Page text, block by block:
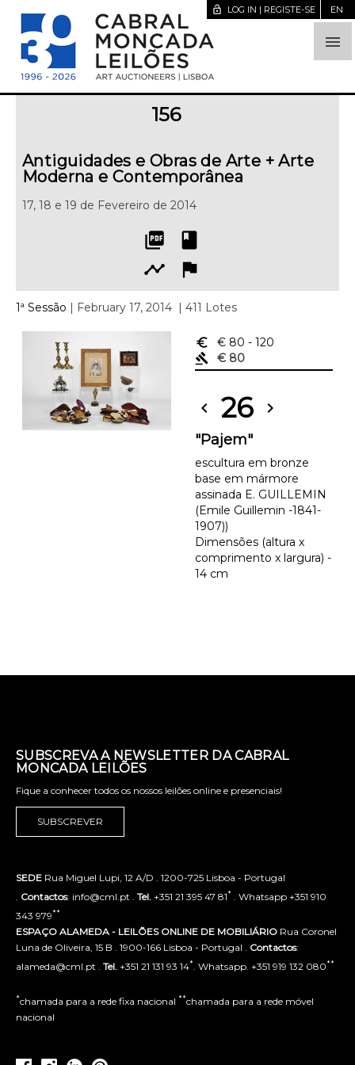

lock_open LOG IN | REGISTE-SE EN
156
Antiguidades e Obras de Arte + Arte
Moderna e Contemporânea
17, 18 e 19 de Fevereiro de 2014
picture_as_pdf
book
timeline
flag
1ª Sessão | February 17, 2014 | 411 Lotes
euro_symbol € 80 - 120
gavel
€ 80
chevron_left 26 chevron_right
"Pajem"
escultura em bronze
base em mármore
assinada E. GUILLEMIN
(Emile Guillemin -1841-
1907))
Dimensões (altura x
comprimento x largura) -
14 cm
SUBSCREVA A NEWSLETTER DA CABRAL
MONCADA LEILÕES
Fique a conhecer todos os nossos leilões online e presenciais!
SUBSCREVER
SEDE Rua Miguel Lupi, 12 A/D . 1200-725 Lisboa - Portugal
Contactos: info@cml.pt . Tel. +351 21 395 47 81* . Whatsapp +351 910
343 979**
ESPAÇO ALAMEDA - LEILÕES ONLINE DE MOBILIÁRIO Rua Coronel
Luna de Oliveira, 15 B . 1900-166 Lisboa - Portugal . Contactos:
alameda@cml.pt . Tel. +351 21 131 93 14* . Whatsapp. +351 919 132 080**
*chamada para a rede fixa nacional **chamada para a rede móvel
nacional